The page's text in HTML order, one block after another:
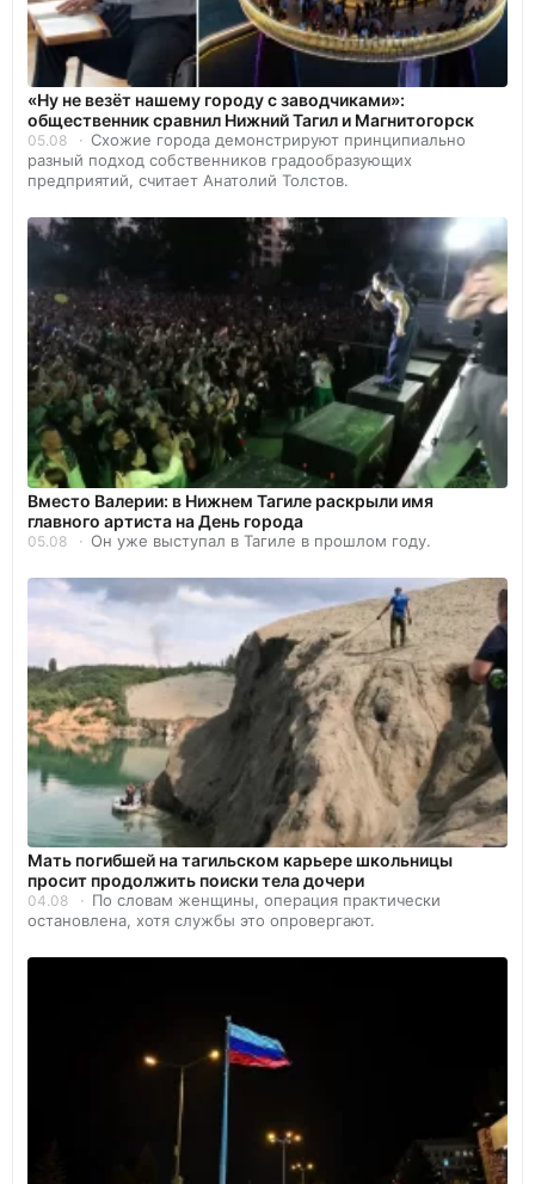
«Ну не везёт нашему городу с заводчиками»:
общественник сравнил Нижний Тагил и Магнитогорск
05.08
Схожие города демонстрируют принципиально
разный подход собственников градообразующих
предприятий, считает Анатолий Толстов.
Вместо Валерии: в Нижнем Тагиле раскрыли имя
главного артиста на День города
05.08 Он уже выступал в Тагиле в прошлом году.
Мать погибшей на тагильском карьере школьницы
просит продолжить поиски тела дочери
04.08
По словам женщины, операция практически
остановлена, хотя службы это опровергают.